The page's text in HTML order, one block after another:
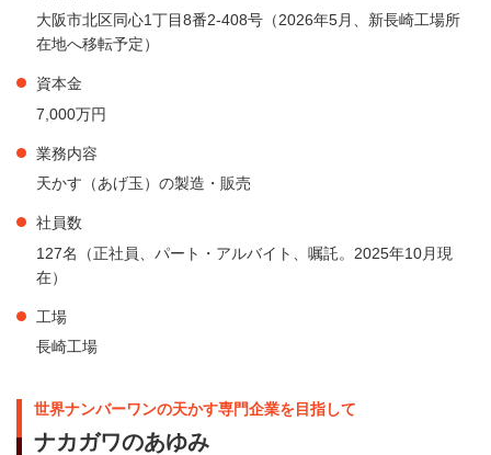
大阪市北区同心1丁目8番2-408号（2026年5月、新長崎工場所
在地へ移転予定）
資本金
7,000万円
業務内容
天かす（あげ玉）の製造・販売
社員数
127名（正社員、パート・アルバイト、嘱託。2025年10月現
在）
工場
長崎工場
世界ナンバーワンの天かす専門企業を目指して
ナカガワのあゆみ